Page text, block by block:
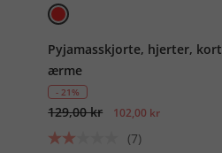
Pyjamasskjorte, hjerter, kort
ærme
- 21%
129,00 kr 102,00 kr
(7)